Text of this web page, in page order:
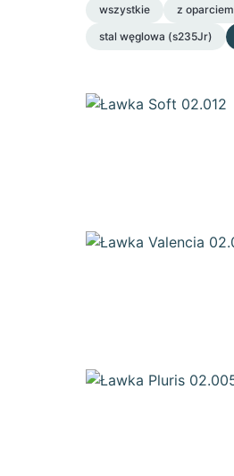
wszystkie z oparciem
stal węglowa (s235Jr)